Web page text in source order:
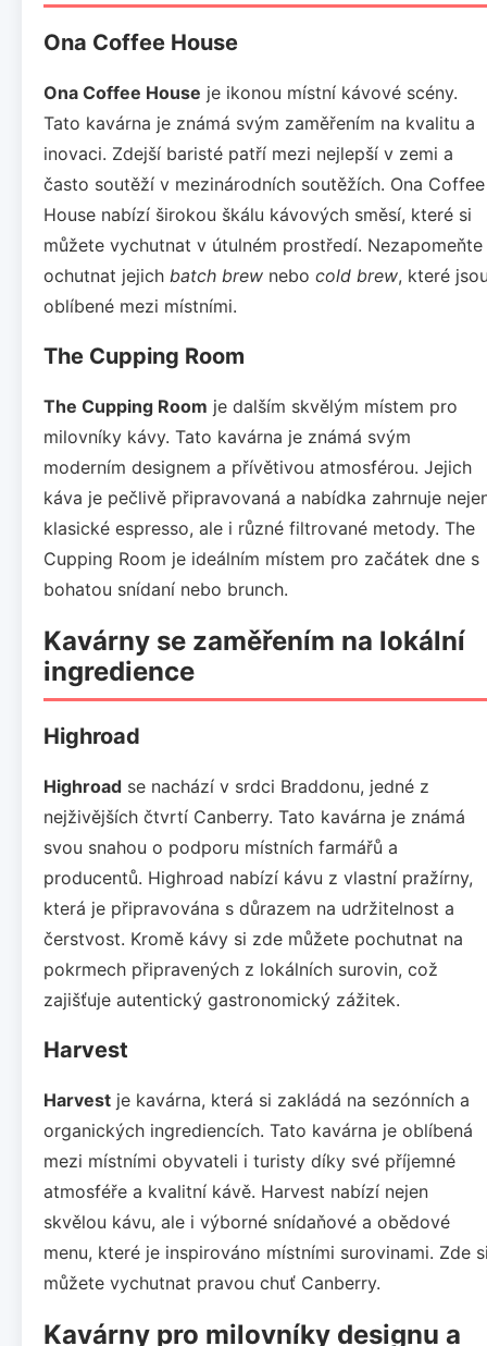
Ona Coffee House
Ona Coffee House je ikonou místní kávové scény.
Tato kavárna je známá svým zaměřením na kvalitu a
inovaci. Zdejší baristé patří mezi nejlepší v zemi a
často soutěží v mezinárodních soutěžích. Ona Coffee
House nabízí širokou škálu kávových směsí, které si
můžete vychutnat v útulném prostředí. Nezapomeňte
ochutnat jejich batch brew nebo cold brew, které
oblíbené mezi místními.
The Cupping Room
The Cupping Room je dalším skvělým místem pro
milovníky kávy. Tato kavárna je známá svým
moderním designem a přívětivou atmosférou. Jejich
káva je pečlivě připravovaná a nabídka zahrnuje
klasické espresso, ale i různé filtrované metody. The
Cupping Room je ideálním místem pro začátek dne s
bohatou snídaní nebo brunch.
Kavárny se zaměřením na lokální
ingredience
Highroad
Highroad se nachází v srdci Braddonu, jedné z
nejživějších čtvrtí Canberry. Tato kavárna je známá
svou snahou o podporu místních farmářů a
producentů. Highroad nabízí kávu z vlastní pražírny,
která je připravována s důrazem na udržitelnost a
čerstvost. Kromě kávy si zde můžete pochutnat na
pokrmech připravených z lokálních surovin, což
zajišťuje autentický gastronomický zážitek.
Harvest
Harvest je kavárna, která si zakládá na sezónních a
organických ingrediencích. Tato kavárna je oblíbená
mezi místními obyvateli i turisty díky své příjemné
atmosféře a kvalitní kávě. Harvest nabízí nejen
skvělou kávu, ale i výborné snídaňové a obědové
menu, které je inspirováno místními surovinami. Zde
můžete vychutnat pravou chuť Canberry.
Kavárny pro milovníky designu a